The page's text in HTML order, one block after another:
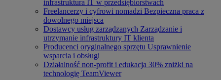
infrastruktura IT w przedsiębiorstwach
Freelancerzy i cyfrowi nomadzi Bezpieczna praca z
dowolnego miejsca
Dostawcy usług zarządzanych Zarządzanie i
utrzymanie infrastruktury IT klienta
Producenci oryginalnego sprzętu Usprawnienie
wsparcia i obsługi
Działalność non-profit i edukacja 30% zniżki na
technologię TeamViewer